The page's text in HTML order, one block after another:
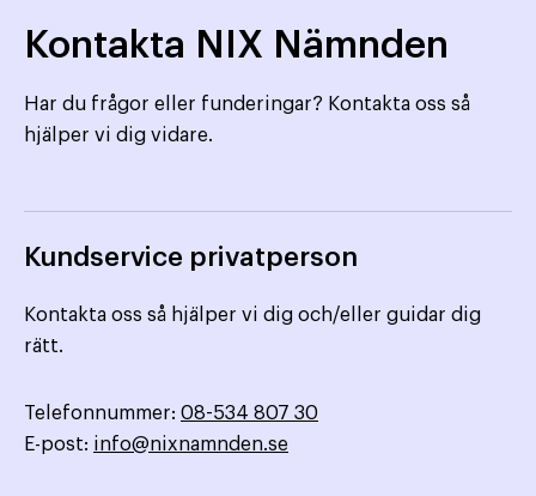
Kontakta NIX Nämnden
Har du frågor eller funderingar? Kontakta oss så
hjälper vi dig vidare.
Kundservice privatperson
Kontakta oss så hjälper vi dig och/eller guidar dig
rätt.
Telefonnummer: 08-534 807 30
E-post: info@nixnamnden.se